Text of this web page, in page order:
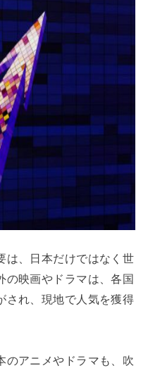
は、日本だけではなく世
の映画やドラマは、各国
され、現地で人気を獲得
のアニメやドラマも、吹